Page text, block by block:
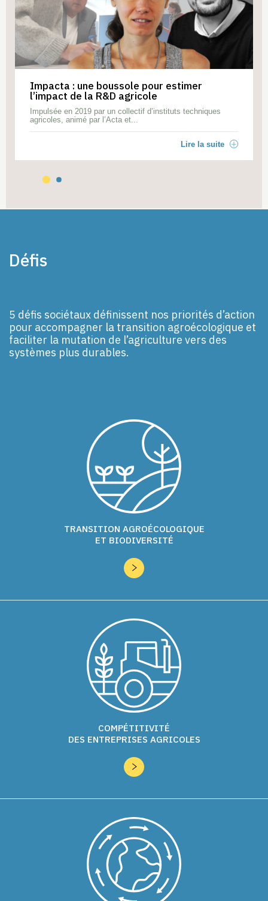
Impacta : une boussole pour estimer
l’impact de la R&D agricole
Impulsée en 2019 par un collectif d’instituts techniques
agricoles, animé par l’Acta et...
Lire la suite
Défis
5 défis sociétaux définissent nos priorités d’action
pour accompagner la transition agroécologique et
faciliter la mutation de l’agriculture vers des
systèmes plus durables.
TRANSITION AGROÉCOLOGIQUE
ET BIODIVERSITÉ
COMPÉTITIVITÉ
DES ENTREPRISES AGRICOLES